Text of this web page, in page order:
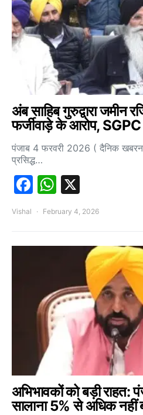
अंब साहिब गुरुद्वारा जमीन
फर्जीवाड़े के आरोप, SGPC
पंजाब 4 फरवरी 2026 ( दैनिक
प्रसिद्ध…
Facebook
WhatsApp
Vishal February 4, 2026
अभिभावकों को बड़ी राहत:
सालाना 5% से अधिक